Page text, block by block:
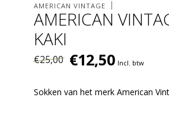
AMERICAN VINTAGE
AMERICAN
KAKI
€25,00 €12,50 Incl. btw
Sokken van het merk American